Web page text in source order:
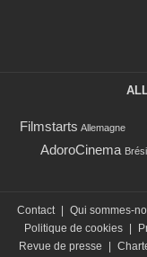
Filmstarts Allemagne
AdoroCinema
Contact | Qui sommes-
Politique de cookies |
Revue de presse
|